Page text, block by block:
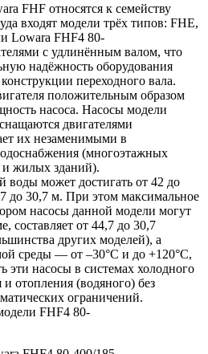
FHF относятся к семейству
входят модели трёх типов: FHE,
Lowara FHF4 80-
с удлинённым валом, что
надёжность оборудования
переходного вала.
положительным образом
насоса. Насосы модели
двигателями
их незаменимыми в
(многоэтажных
жилых зданий).
воды может достигать от 42 до
до 30,7 м. При этом максимальное
насосы данной модели могут
составляет от 44,7 до 30,7
других моделей), а
среды — от –30°C и до +120°C,
эти насосы в системах холодного
отопления (водяного) без
ограничений.
FHF4 80-